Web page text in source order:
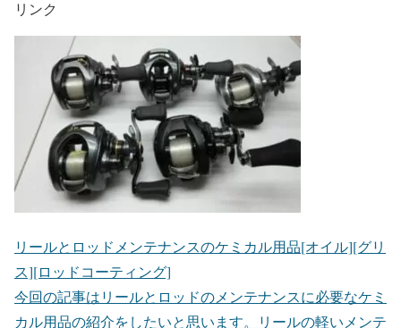
リンク
リールとロッドメンテナンスのケミカル用品[オイル][グリ
ス][ロッドコーティング]
今回の記事はリールとロッドのメンテナンスに必要なケミ
カル用品の紹介をしたいと思います。リールの軽いメンテ